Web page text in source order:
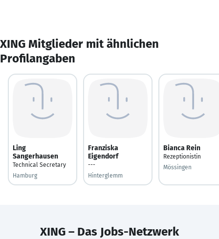
XING Mitglieder mit ähnlichen
Profilangaben
Ling
Sangerhausen
Technical Secretary
Hamburg
Franziska
Eigendorf
---
Hinterglemm
Bianca Rein
Rezeptionistin
Mössingen
XING – Das Jobs-Netzwerk